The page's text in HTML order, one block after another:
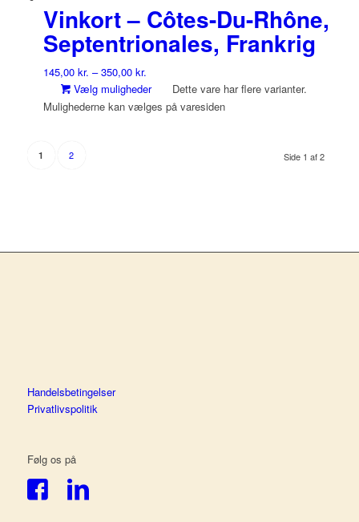
Vinkort – Côtes-Du-Rhône,
Septentrionales, Frankrig
145,00 kr. –350,00 kr.
Vælg muligheder
Dette vare har flere varianter.
Mulighederne kan vælges på varesiden
Side 1 af 2
1 2
Handelsbetingelser
Privatlivspolitik
Følg os på